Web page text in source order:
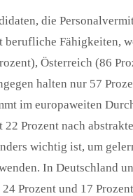
die
berufliche Fähigkeiten,
Österreich (86
halten nur 57
im europaweiten
Prozent nach
wichtig ist, um
In Deutschland
Prozent und 17